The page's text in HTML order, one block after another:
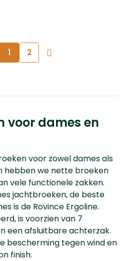
1 2
voor dames en
voor zowel dames als
hebben we nette broeken
vele functionele zakken.
jachtbroeken, de beste
is de Rovince Ergoline.
is voorzien van 7
een afsluitbare achterzak.
bescherming tegen wind en
finish.